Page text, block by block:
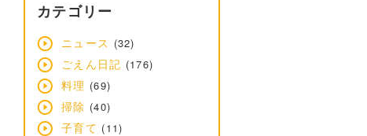
カテゴリー
ニュース (32)
ごえん日記 (176)
料理 (69)
掃除 (40)
子育て (11)